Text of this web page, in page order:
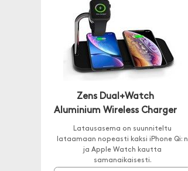
Zens Dual+Watch
Aluminium Wireless Charger
Latausasema on suunniteltu
lataamaan nopeasti kaksi iPhone Qi: n
ja Apple Watch kautta
samanaikaisesti.